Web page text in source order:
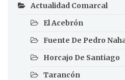
Actualidad Comarcal
El Acebrón
Fuente De Pedro
Horcajo De Santiago
Tarancón